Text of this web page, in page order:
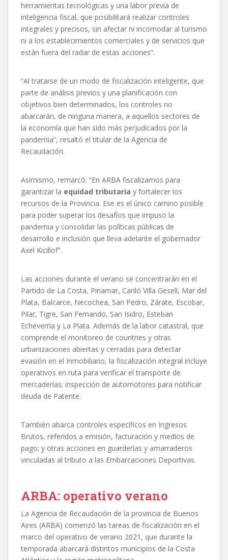
herramientas tecnológicas y una labor previa de
inteligencia fiscal, que posibilitará realizar controles
integrales y precisos, sin afectar ni incomodar al turismo
ni a los establecimientos comerciales y de servicios que
están fuera del radar de estas acciones”.
“Al tratarse de un modo de fiscalización inteligente, que
parte de análisis previos y una planificación con
objetivos bien determinados, los controles no
abarcarán, de ninguna manera, a aquellos sectores de
la economía que han sido más perjudicados por la
pandemia”, resaltó el titular de la Agencia de
Recaudación.
Asimismo, remarcó: “En ARBA fiscalizamos para
garantizar la equidad tributaria y fortalecer los
recursos de la Provincia. Ese es el único camino posible
para poder superar los desafíos que impuso la
pandemia y consolidar las políticas públicas de
desarrollo e inclusión que lleva adelante el gobernador
Axel Kicillof”.
Las acciones durante el verano se concentrarán en el
Partido de La Costa, Pinamar, Cariló Villa Gesell, Mar del
Plata, Balcarce, Necochea, San Pedro, Zárate, Escobar,
Pilar, Tigre, San Fernando, San Isidro, Esteban
Echeverría y La Plata. Además de la labor catastral, que
comprende el monitoreo de countries y otras
urbanizaciones abiertas y cerradas para detectar
evasión en el Inmobiliario, la fiscalización integral incluye
operativos en ruta para verificar el transporte de
mercaderías; inspección de automotores para notificar
deuda de Patente.
También abarca controles específicos en Ingresos
Brutos, referidos a emisión, facturación y medios de
pago; y otras acciones en guarderías y amarraderos
vinculadas al tributo a las Embarcaciones Deportivas.
ARBA: operativo verano
La Agencia de Recaudación de la provincia de Buenos
Aires (ARBA) comenzó las tareas de fiscalización en el
marco del operativo de verano 2021, que durante la
temporada abarcará distintos municipios de la Costa